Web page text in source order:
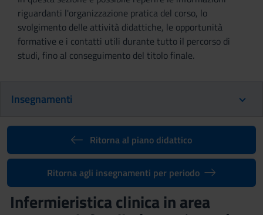
riguardanti l'organizzazione pratica del corso, lo
svolgimento delle attività didattiche, le opportunità
formative e i contatti utili durante tutto il percorso di
studi, fino al conseguimento del titolo finale.
Insegnamenti
Ritorna al piano didattico
Ritorna agli insegnamenti per periodo
Infermieristica clinica in area